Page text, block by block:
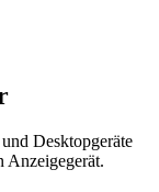
Desktopgeräte
Anzeigegerät.